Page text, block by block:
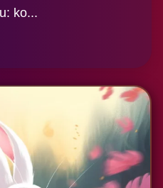
ko...